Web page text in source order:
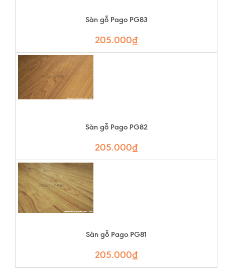
Sàn gỗ Pago PG83
205.000₫
Sàn gỗ Pago PG82
205.000₫
Sàn gỗ Pago PG81
205.000₫